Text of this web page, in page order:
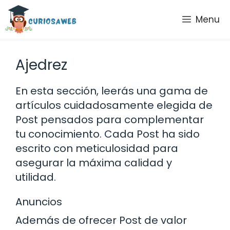
Saltar
contenido
Menu
Ajedrez
En esta sección, leerás una gama de
artículos cuidadosamente elegida de
Post pensados para complementar
tu conocimiento. Cada Post ha sido
escrito con meticulosidad para
asegurar la máxima calidad y
utilidad.
Anuncios
Además de ofrecer Post de valor